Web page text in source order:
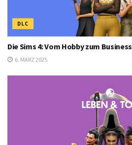
DLC
Die Sims 4: Vom Hobby zum Business
6. MÄRZ 2025